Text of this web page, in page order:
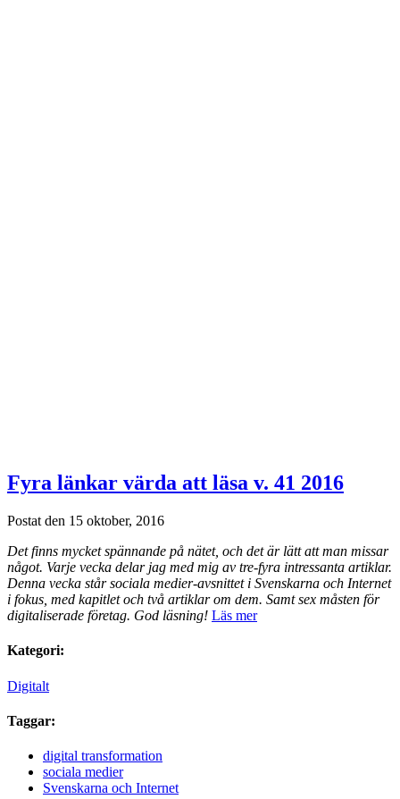
Fyra länkar värda att läsa v. 41 2016
Postat den 15 oktober, 2016
Det finns mycket spännande på nätet, och det är lätt att man missar
något. Varje vecka delar jag med mig av tre-fyra intressanta artiklar.
Denna vecka står sociala medier-avsnittet i Svenskarna och Internet
i fokus, med kapitlet och två artiklar om dem. Samt sex måsten för
digitaliserade företag. God läsning! Läs mer
Kategori:
Digitalt
Taggar:
digital transformation
sociala medier
Svenskarna och Internet